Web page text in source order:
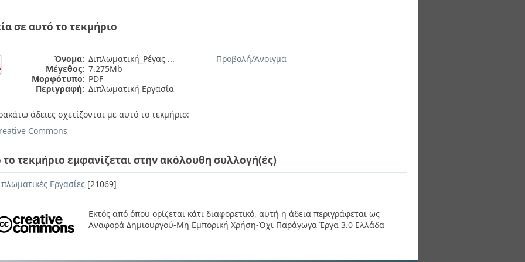
σε αυτό το τεκμήριο
Όνομα: Διπλωματική_Ρέγας ...
Μέγεθος: 7.275Mb
Μορφότυπο: PDF
Περιγραφή: Διπλωματική Εργασία
Προβολή/Άνοιγμα
άδειες σχετίζονται με αυτό το τεκμήριο:
Commons
το τεκμήριο εμφανίζεται στην ακόλουθη συλλογή(ές)
Εργασίες [21069]
Εκτός από όπου ορίζεται κάτι διαφορετικό, αυτή η άδεια περιγράφεται ως
Αναφορά Δημιουργού-Μη Εμπορική Χρήση-Όχι Παράγωγα Έργα 3.0 Ελλάδα